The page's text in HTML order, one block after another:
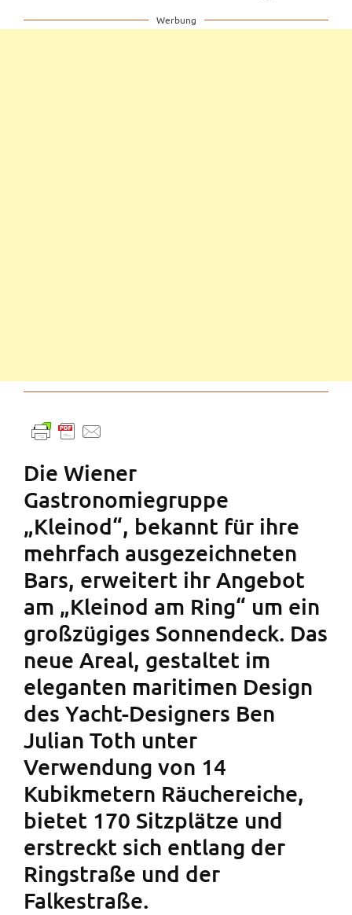
Werbung
Die Wiener
Gastronomiegruppe
„Kleinod“, bekannt für ihre
mehrfach ausgezeichneten
Bars, erweitert ihr Angebot
am „Kleinod am Ring“ um ein
großzügiges Sonnendeck. Das
neue Areal, gestaltet im
eleganten maritimen Design
des Yacht-Designers Ben
Julian Toth unter
Verwendung von 14
Kubikmetern Räuchereiche,
bietet 170 Sitzplätze und
erstreckt sich entlang der
Ringstraße und der
Falkestraße.